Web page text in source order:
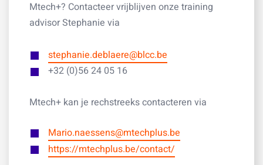
Mtech+? Contacteer vrijblijven onze training
advisor Stephanie via
stephanie.deblaere@blcc.be
+32 (0)56 24 05 16
Mtech+ kan je rechstreeks contacteren via
Mario.naessens@mtechplus.be
https://mtechplus.be/contact/